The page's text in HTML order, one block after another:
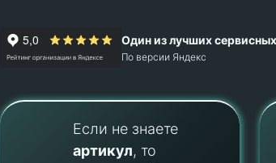
Один из лучших
По версии Яндекс
Если не знаете
артикул, то